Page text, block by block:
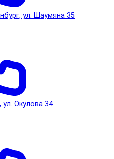
ул. Шаумяна 35
ул. Окулова 34